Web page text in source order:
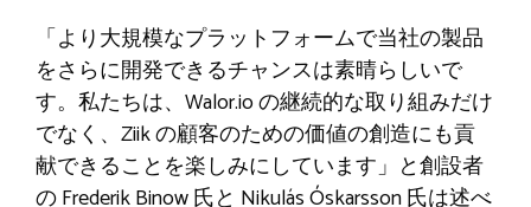
「より大規模なプラットフォームで当社の製品
をさらに開発できるチャンスは素晴らしいで
す。私たちは、Walor.io の継続的な取り組みだけ
でなく、Ziik の顧客のための価値の創造にも貢
献できることを楽しみにしています」と創設者
の Frederik Binow 氏と Nikulás Óskarsson 氏は述べ